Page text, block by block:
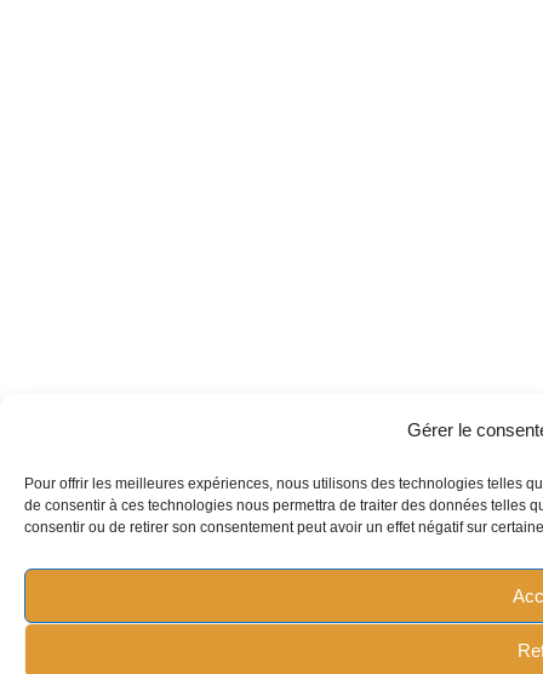
Gérer le
Pour offrir les meilleures expériences, nous utilisons des technologies telles
de consentir à ces technologies nous permettra de traiter des données telles
consentir ou de retirer son consentement peut avoir un effet négatif sur